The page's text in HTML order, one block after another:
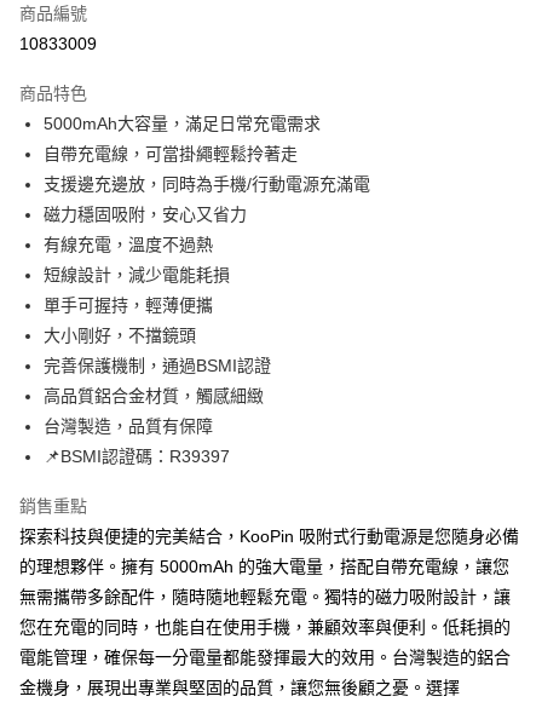
Apple Pay
悠遊付
ATM付款
運送方式
全家取貨付款
每筆NT$65，滿NT$690(含以上)免運費
付款後全家取貨
每筆NT$65，滿NT$690(含以上)免運費
7-11取貨付款
每筆NT$65，滿NT$690(含以上)免運費
每筆NT$65，滿NT$690(含以上)免運費
宅配
每筆NT$100，滿NT$990(含以上)免運費
商品編號
10833009
商品特色
5000mAh大容量，滿足日常充電需求
自帶充電線，可當掛繩輕鬆拎著走
支援邊充邊放，同時為手機/行動電源充滿電
磁力穩固吸附，安心又省力
有線充電，溫度不過熱
短線設計，減少電能耗損
單手可握持，輕薄便攜
大小剛好，不擋鏡頭
完善保護機制，通過BSMI認證
高品質鋁合金材質，觸感細緻
台灣製造，品質有保障
📌BSMI認證碼：R39397
銷售重點
探索科技與便捷的完美結合，KooPin 吸附式行動電源是您隨身必備
的理想夥伴。擁有 5000mAh 的強大電量，搭配自帶充電線，讓您
無需攜帶多餘配件，隨時隨地輕鬆充電。獨特的磁力吸附設計，讓
您在充電的同時，也能自在使用手機，兼顧效率與便利。低耗損的
電能管理，確保每一分電量都能發揮最大的效用。台灣製造的鋁合
金機身，展現出專業與堅固的品質，讓您無後顧之憂。選擇